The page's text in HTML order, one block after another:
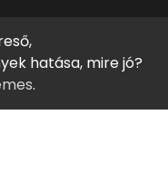
hatása, mire jó?
.